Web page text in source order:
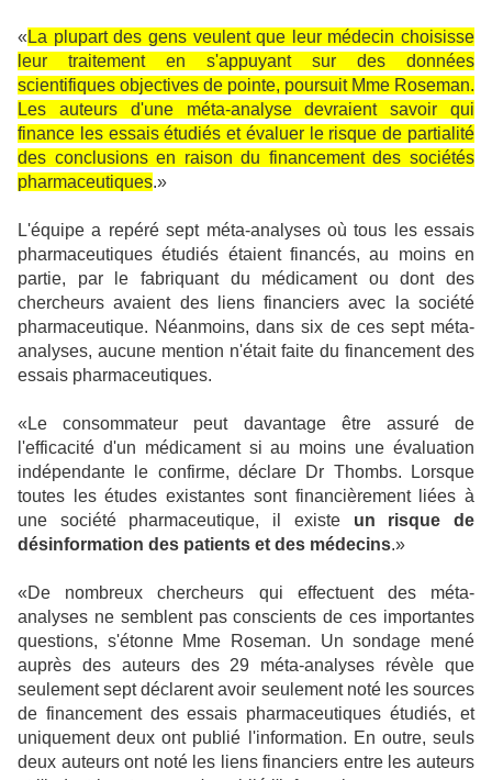
« La plupart des gens veulent que leur médecin choisisse
leur traitement en s'appuyant sur des données
scientifiques objectives de pointe, poursuit Mme Roseman.
Les auteurs d'une méta-analyse devraient savoir qui
finance les essais étudiés et évaluer le risque de partialité
des conclusions en raison du financement des sociétés
pharmaceutiques.»
L'équipe a repéré sept méta-analyses où tous les essais
pharmaceutiques étudiés étaient financés, au moins en
partie, par le fabriquant du médicament ou dont des
chercheurs avaient des liens financiers avec la société
pharmaceutique. Néanmoins, dans six de ces sept méta-
analyses, aucune mention n'était faite du financement des
essais pharmaceutiques.
«Le consommateur peut davantage être assuré de
l'efficacité d'un médicament si au moins une évaluation
indépendante le confirme, déclare Dr Thombs. Lorsque
toutes les études existantes sont financièrement liées à
une société pharmaceutique, il existe un risque de
désinformation des patients et des médecins.»
«De nombreux chercheurs qui effectuent des méta-
analyses ne semblent pas conscients de ces importantes
questions, s'étonne Mme Roseman. Un sondage mené
auprès des auteurs des 29 méta-analyses révèle que
seulement sept déclarent avoir seulement noté les sources
de financement des essais pharmaceutiques étudiés, et
uniquement deux ont publié l'information. En outre, seuls
deux auteurs ont noté les liens financiers entre les auteurs